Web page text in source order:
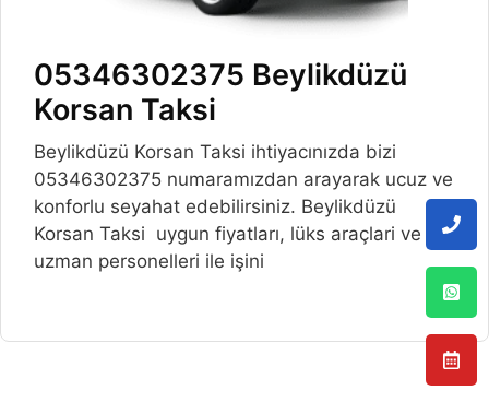
05346302375 Beylikdüzü
Korsan Taksi
Beylikdüzü Korsan Taksi ihtiyacınızda bizi
05346302375 numaramızdan arayarak ucuz ve
konforlu seyahat edebilirsiniz. Beylikdüzü
Korsan Taksi uygun fiyatları, lüks araçlari ve
uzman personelleri ile işini